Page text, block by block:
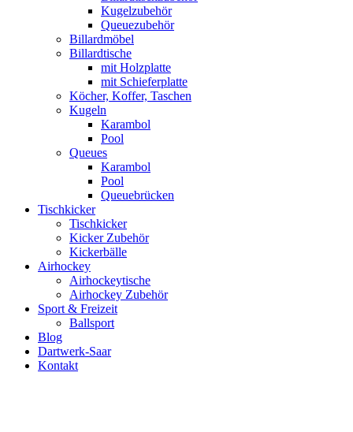
Kugelzubehör
Queuezubehör
Billardmöbel
Billardtische
mit Holzplatte
mit Schieferplatte
Köcher, Koffer, Taschen
Kugeln
Karambol
Pool
Queues
Karambol
Pool
Queuebrücken
Tischkicker
Tischkicker
Kicker Zubehör
Kickerbälle
Airhockey
Airhockeytische
Airhockey Zubehör
Sport & Freizeit
Ballsport
Blog
Dartwerk-Saar
Kontakt